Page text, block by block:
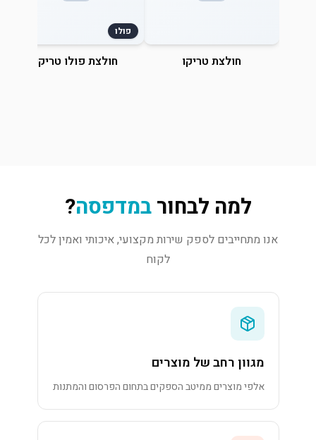
חולצת טריקו
פולו
חולצת פולו טריקו
למה לבחורבמדפסה?
אנו מתחייבים לספק שירות מקצועי, איכותי ואמין לכל
לקוח
מגוון רחב של מוצרים
אלפי מוצרים ממיטב הספקים בתחום הפרסום והמתנות